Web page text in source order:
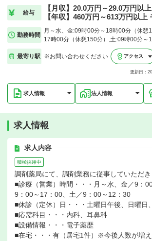
給与
【月収】20.0万円～29.0万円以上
【年収】460万円～613万円以上
勤務時間
月～水、金:09時00分～18時00分（休憩
17時00分（休憩150分）,土:09時00分～
最寄り駅 ※お問い合わせください アクセス
更新日：
求人情報 法人情報
求人情報
求人内容
積極採用中
調剤薬局にて、調剤業務に従事していただき
■診療（営業）時間・・・月～水、金／9：
9：00～17：00、土／9：00～12：30
■休診（定休）日・・・土曜日午後、日曜日
■応需科目・・・内科、耳鼻科
■設備情報・・・電子薬歴
■在宅・・・有（居宅1件）※今後人数が増